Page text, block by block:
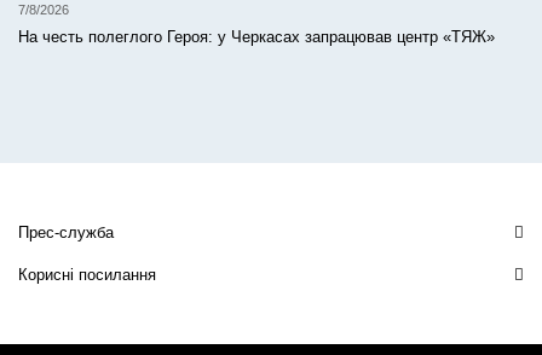
7/8/2026
На честь полеглого Героя: у Черкасах запрацював центр «ТЯЖ»
Прес-служба
Корисні посилання